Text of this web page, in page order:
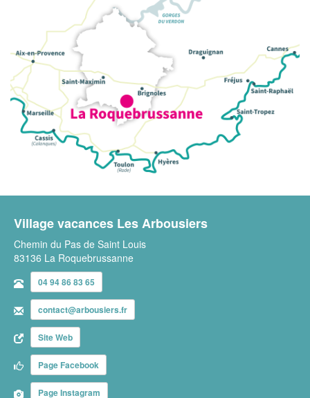
Village vacances Les Arbousiers
Chemin du Pas de Saint Louis
83136 La Roquebrussanne
04 94 86 83 65
contact@arbousiers.fr
Site Web
Page Facebook
Page Instagram